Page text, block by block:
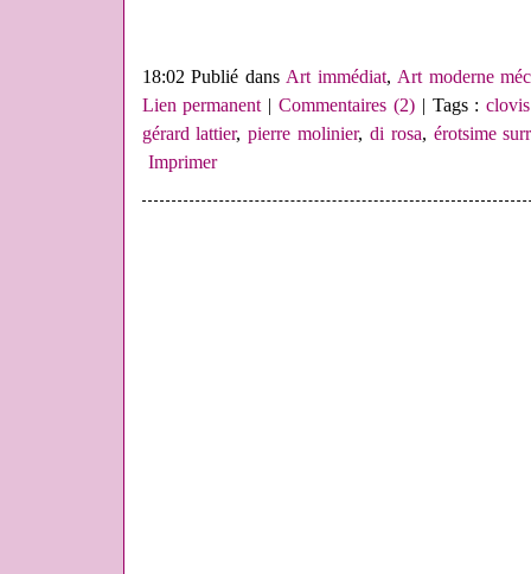
18:02 Publié dans Art immédiat, Art moderne
Lien permanent |Commentaires (2)| Tags :
gérard lattier,pierre molinier, di rosa, érotsime
Imprimer